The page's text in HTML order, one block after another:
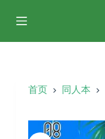
过
首页 同人本